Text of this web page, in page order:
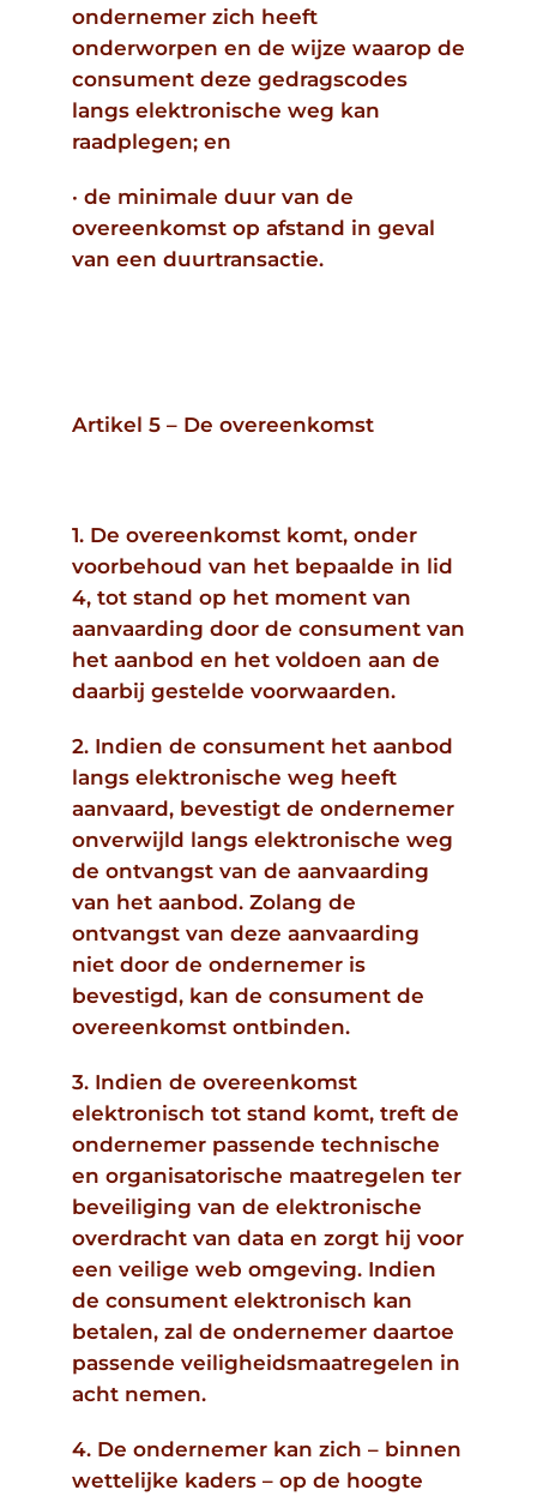
ondernemer zich heeft
onderworpen en de wijze waarop de
consument deze gedragscodes
langs elektronische weg kan
raadplegen; en
· de minimale duur van de
overeenkomst op afstand in geval
van een duurtransactie.
Artikel 5 – De overeenkomst
1. De overeenkomst komt, onder
voorbehoud van het bepaalde in lid
4, tot stand op het moment van
aanvaarding door de consument van
het aanbod en het voldoen aan de
daarbij gestelde voorwaarden.
2. Indien de consument het aanbod
langs elektronische weg heeft
aanvaard, bevestigt de ondernemer
onverwijld langs elektronische weg
de ontvangst van de aanvaarding
van het aanbod. Zolang de
ontvangst van deze aanvaarding
niet door de ondernemer is
bevestigd, kan de consument de
overeenkomst ontbinden.
3. Indien de overeenkomst
elektronisch tot stand komt, treft de
ondernemer passende technische
en organisatorische maatregelen ter
beveiliging van de elektronische
overdracht van data en zorgt hij voor
een veilige web omgeving. Indien
de consument elektronisch kan
betalen, zal de ondernemer daartoe
passende veiligheidsmaatregelen in
acht nemen.
4. De ondernemer kan zich – binnen
wettelijke kaders – op de hoogte